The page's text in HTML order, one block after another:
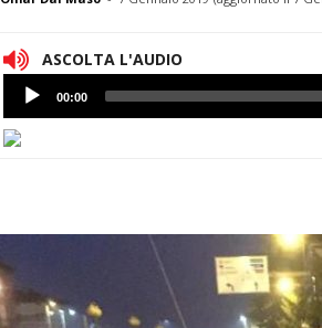
ASCOLTA L'AUDIO
Lettore
Audio
00:00